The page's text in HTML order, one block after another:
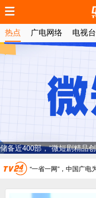
热点 广电网络 电视台
储备近400部，“微短剧精品
广电总局对互联网电
AI赋能微短剧产业“沪8
一电视频道开播
“一省一网”，中国广电
广电总局对互联网电视
中国广电：编制一体